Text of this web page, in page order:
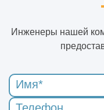
Инженеры нашей